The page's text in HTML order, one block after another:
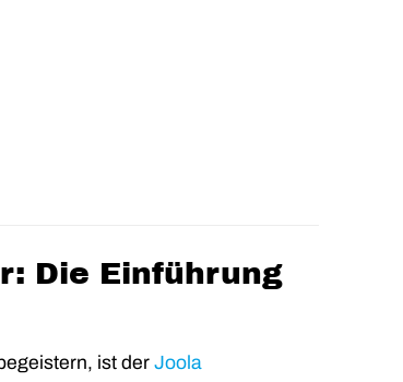
Die Einführung
ist derJoola